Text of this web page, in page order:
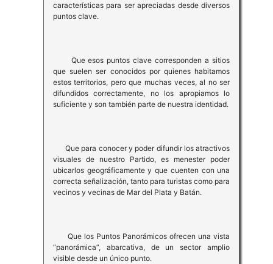
características para ser apreciadas desde diversos
puntos clave.
Que esos puntos clave corresponden a sitios
que suelen ser conocidos por quienes habitamos
estos territorios, pero que muchas veces, al no ser
difundidos correctamente, no los apropiamos lo
suficiente y son también parte de nuestra identidad.
Que para conocer y poder difundir los atractivos
visuales de nuestro Partido, es menester poder
ubicarlos geográficamente y que cuenten con una
correcta señalización, tanto para turistas como para
vecinos y vecinas de Mar del Plata y Batán.
Que los Puntos Panorámicos ofrecen una vista
“panorámica”, abarcativa, de un sector amplio
visible desde un único punto.